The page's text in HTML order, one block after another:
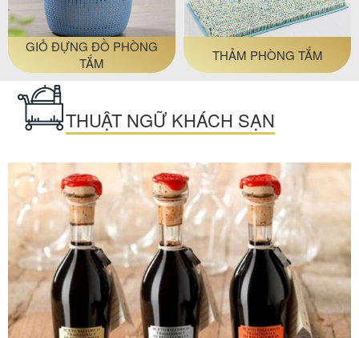
GIỎ ĐỰNG ĐỒ PHÒNG
TẮM
THẢM PHÒNG TẮM
THUẬT NGỮ KHÁCH SẠN